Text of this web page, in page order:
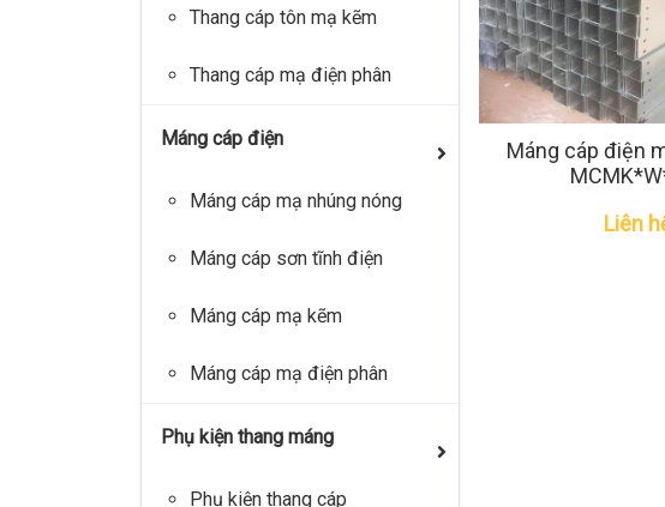
Thang cáp tôn mạ kẽm
Thang cáp mạ điện phân
Máng cáp điện
Máng cáp mạ nhúng nóng
Máng cáp sơn tĩnh điện
Máng cáp mạ kẽm
Máng cáp mạ điện phân
Phụ kiện thang máng
Phụ kiện thang cáp
Máng cáp điện
Liên